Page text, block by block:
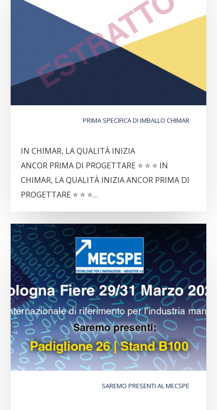
PRIMA SPECIFICA DI IMBALLO CHIMAR
IN CHIMAR, LA QUALITÀ INIZIA
ANCOR PRIMA DI PROGETTARE ⭐️ ⭐️ ⭐️ IN
CHIMAR, LA QUALITÀ INIZIA ANCOR PRIMA DI
PROGETTARE ⭐️ ⭐️ ⭐️…
SAREMO PRESENTI AL MECSPE